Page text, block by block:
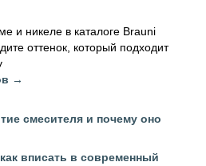
и никеле в каталоге Brauni
оттенок, который подходит
→
смесителя и почему оно
вписать в современный